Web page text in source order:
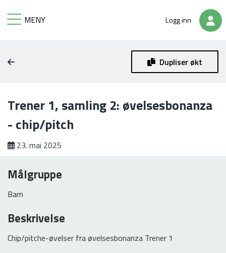
MENY Logg inn
Opprett periodeplan
Mine økter
Dupliser økt
Trener 1, samling 2: øvelsesbonanza
- chip/pitch
23. mai 2025
Målgruppe
Barn
Beskrivelse
Chip/pitche-øvelser fra øvelsesbonanza Trener 1